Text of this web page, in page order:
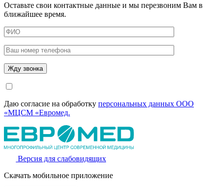
Оставьте свои контактные данные и мы перезвоним Вам в
ближайшее время.
Даю согласие на обработку персональных данных ООО
«МЦСМ «Евромед.
Версия для слабовидящих
Скачать мобильное приложение